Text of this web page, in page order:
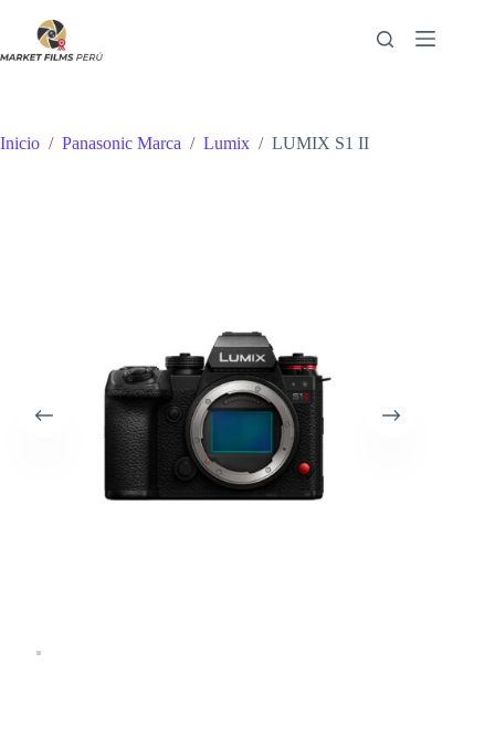
contenido
Inicio / Panasonic Marca / Lumix / LUMIX S1 II